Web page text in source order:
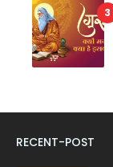
RECENT-POST